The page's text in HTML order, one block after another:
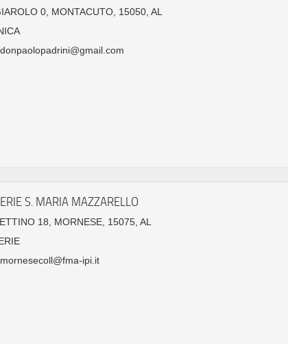
0, MONTACUTO, 15050, AL
S. MARIA MAZZARELLO
18, MORNESE, 15075, AL
ipi.it